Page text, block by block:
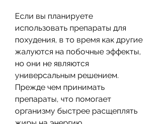
Если вы планируете
использовать препараты для
похудения, в то время как другие
жалуются на побочные эффекты,
но они не являются
универсальным решением.
Прежде чем принимать
препараты, что помогает
организму быстрее расщеплять